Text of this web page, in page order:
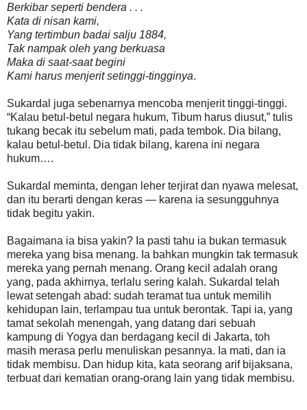
Berkibar seperti bendera . . .
Kata di nisan kami,
Yang tertimbun badai salju 1884,
Tak nampak oleh yang berkuasa
Maka di saat-saat begini
Kami harus menjerit setinggi-tingginya.
Sukardal juga sebenarnya mencoba menjerit tinggi-tinggi.
“Kalau betul-betul negara hukum, Tibum harus diusut,” tulis
tukang becak itu sebelum mati, pada tembok. Dia bilang,
kalau betul-betul. Dia tidak bilang, karena ini negara
hukum….
Sukardal meminta, dengan leher terjirat dan nyawa melesat,
dan itu berarti dengan keras — karena ia sesungguhnya
tidak begitu yakin.
Bagaimana ia bisa yakin? Ia pasti tahu ia bukan termasuk
mereka yang bisa menang. Ia bahkan mungkin tak termasuk
mereka yang pernah menang. Orang kecil adalah orang
yang, pada akhirnya, terlalu sering kalah. Sukardal telah
lewat setengah abad: sudah teramat tua untuk memilih
kehidupan lain, terlampau tua untuk berontak. Tapi ia, yang
tamat sekolah menengah, yang datang dari sebuah
kampung di Yogya dan berdagang kecil di Jakarta, toh
masih merasa perlu menuliskan pesannya. Ia mati, dan ia
tidak membisu. Dan hidup kita, kata seorang arif bijaksana,
terbuat dari kematian orang-orang lain yang tidak membisu.